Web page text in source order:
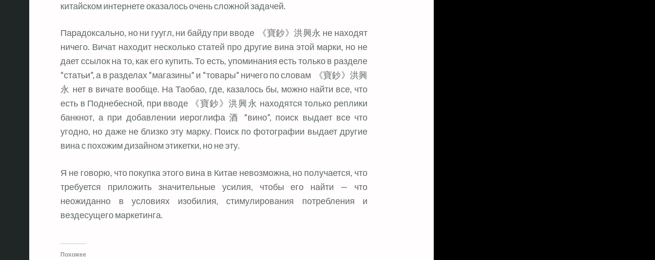
китайском интернете оказалось очень сложной задачей.
Парадоксально, но ни гуугл, ни байду при вводе 《寶鈔》洪興永 не находят
ничего. Вичат находит несколько статей про другие вина этой марки, но не
дает ссылок на то, как его купить. То есть, упоминания есть только в разделе
“статьи”, а в разделах “магазины” и “товары” ничего по словам 《寶鈔》洪興
永 нет в вичате вообще. На Таобао, где, казалось бы, можно найти все, что
есть в Поднебесной, при вводе 《寶鈔》洪興永 находятся только реплики
банкнот, а при добавлении иероглифа 酒 “вино”, поиск выдает все что
угодно, но даже не близко эту марку. Поиск по фотографии выдает другие
вина с похожим дизайном этикетки, но не эту.
Я не говорю, что покупка этого вина в Китае невозможна, но получается, что
требуется приложить значительные усилия, чтобы его найти — что
неожиданно в условиях изобилия, стимулирования потребления и
вездесущего маркетинга.
Похожее